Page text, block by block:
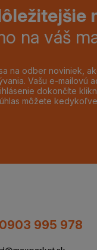
na váš
na odber noviniek,
Vašu e-mailovú
dokončíte
môžete
0903 995 978